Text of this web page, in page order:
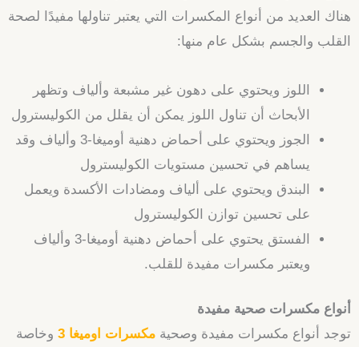
هناك العديد من أنواع المكسرات التي يعتبر تناولها مفيدًا لصحة
القلب والجسم بشكل عام منها:
اللوز ويحتوي على دهون غير مشبعة وألياف وتظهر
الأبحاث أن تناول اللوز يمكن أن يقلل من الكوليسترول
الجوز ويحتوي على أحماض دهنية أوميغا-3 وألياف وقد
يساهم في تحسين مستويات الكوليسترول
البندق ويحتوي على ألياف ومضادات الأكسدة ويعمل
على تحسين توازن الكوليسترول
الفستق يحتوي على أحماض دهنية أوميغا-3 وألياف
ويعتبر مكسرات مفيدة للقلب.
أنواع مكسرات صحية مفيدة
توجد أنواع مكسرات مفيدة وصحية مكسرات اوميغا 3
وخاصة